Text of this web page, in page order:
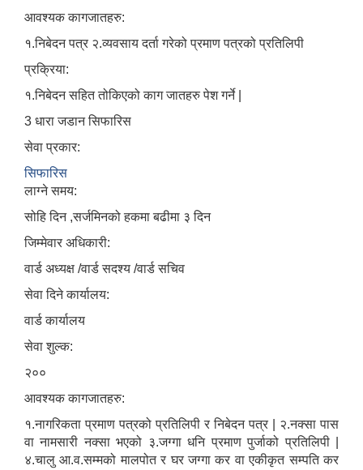
आवश्यक कागजातहरु:
१.निबेदन पत्र २.व्यवसाय दर्ता गरेको प्रमाण पत्रको प्रतिलिपी
प्रक्रिया:
१.निबेदन सहित तोकिएको काग जातहरु पेश गर्ने |
3 धारा जडान सिफारिस
सेवा प्रकार:
सिफारिस
लाग्ने समय:
सोहि दिन ,सर्जमिनको हकमा बढीमा ३ दिन
जिम्मेवार अधिकारी:
वार्ड अध्यक्ष /वार्ड सदश्य /वार्ड सचिव
सेवा दिने कार्यालय:
वार्ड कार्यालय
सेवा शुल्क:
२००
आवश्यक कागजातहरु:
१.नागरिकता प्रमाण पत्रको प्रतिलिपी र निबेदन पत्र | २.नक्सा पास
वा नामसारी नक्सा भएको ३.जग्गा धनि प्रमाण पुर्जाको प्रतिलिपी |
४.चालु आ.व.सम्मको मालपोत र घर जग्गा कर वा एकीकृत सम्पति कर